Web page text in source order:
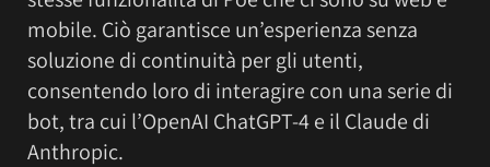
mobile. Ciò garantisce un’esperienza senza
soluzione di continuità per gli utenti,
consentendo loro di interagire con una serie di
bot, tra cui l’OpenAI ChatGPT-4 e il Claude di
Anthropic.